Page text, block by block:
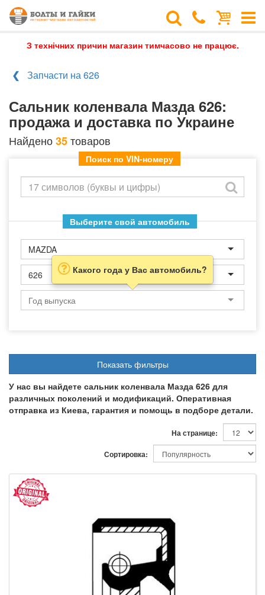
З технічних причин магазин тимчасово не працює.
Запчасти на 626
Сальник коленвала Мазда 626:
продажа и доставка по Украине
Найдено35товаров
Поиск по VIN-номеру
Выберите свой автомобиль
MAZDA
626 Какого года у Вас автомобиль?
Показать фильтры
У нас вы найдете сальник коленвала Мазда 626 для
различных поколений и модификаций. Оперативная
отправка из Киева, гарантия и помощь в подборе детали.
На странице:
Сортировка: